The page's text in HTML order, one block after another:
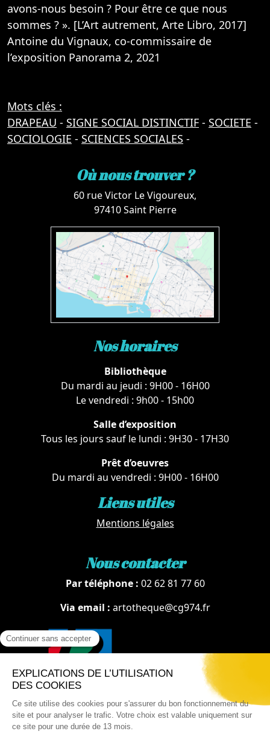
avons-nous besoin ? Pour être ce que nous
sommes ? ». [L’Art autrement, Arte Libro, 2017]
Antoine du Vignaux, co-commissaire de
l’exposition Panorama 2, 2021
Mots clés :
DRAPEAU - SIGNE SOCIAL DISTINCTIF - SOCIETE -
SOCIOLOGIE - SCIENCES SOCIALES -
Où nous trouver ?
60 rue Victor Le Vigoureux,
97410 Saint Pierre
Nos horaires
Bibliothèque
Du mardi au jeudi : 9H00 - 16H00
Le vendredi : 9h00 - 15h00
Salle d’exposition
Tous les jours sauf le lundi : 9H30 - 17H30
Prêt d’oeuvres
Du mardi au vendredi : 9H00 - 16H00
Liens utiles
Mentions légales
Nous contacter
Par téléphone : 02 62 81 77 60
Via email : artotheque@cg974.fr